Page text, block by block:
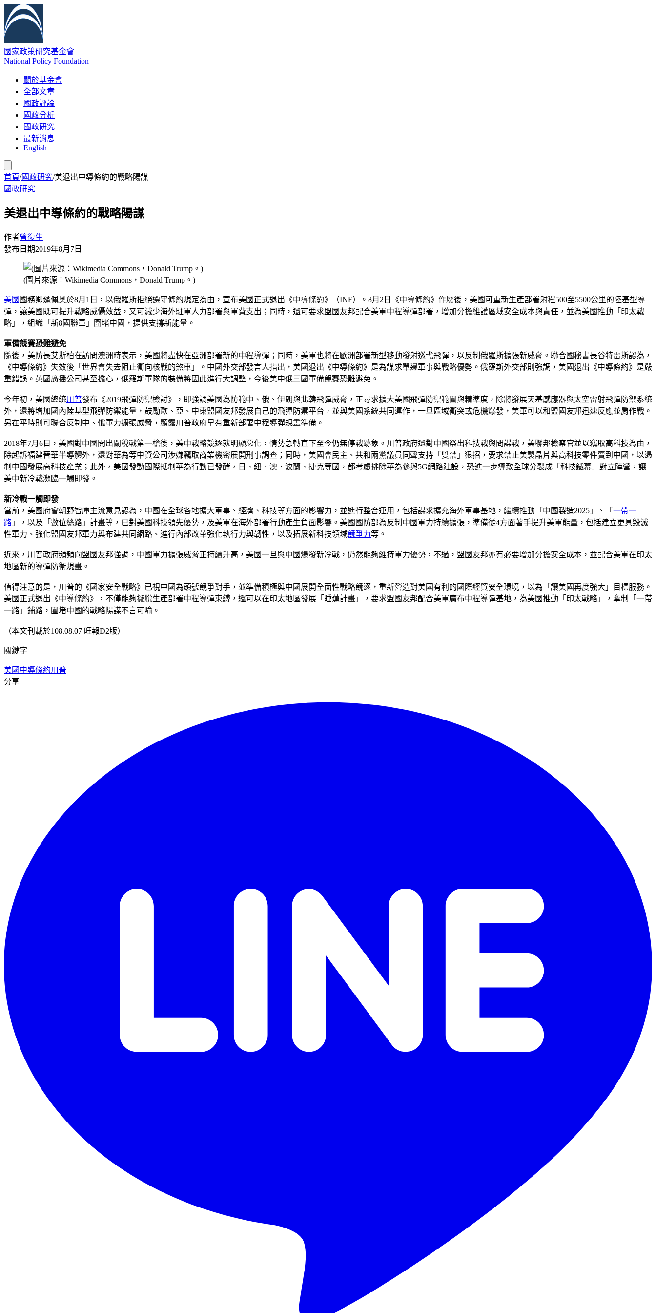
國家政策研究基金會
National Policy Foundation
關於基金會
全部文章
國政評論
國政分析
國政研究
最新消息
English
首頁/國政研究/美退出中導條約的戰略陽謀
國政研究
美退出中導條約的戰略陽謀
作者曾復生
發布日期2019年8月7日
(圖片來源：Wikimedia Commons，Donald Trump。)
美國 國務卿蓬佩奧於8月1日，以俄羅斯拒絕遵守條約規定為由，宣布美國正式退出《中導條約》（INF）。8月2日《中導條約》作廢後，美國可重新生產部署射程500至5500公里的陸基型導
彈，讓美國既可提升戰略威懾效益，又可減少海外駐軍人力部署與軍費支出；同時，還可要求盟國友邦配合美軍中程導彈部署，增加分擔維護區域安全成本與責任，並為美國推動「印太戰
略」，組織「新8國聯軍」圍堵中國，提供支撐新能量。
軍備競賽恐難避免
隨後，美防長艾斯柏在訪問澳洲時表示，美國將盡快在亞洲部署新的中程導彈；同時，美軍也將在歐洲部署新型移動發射巡弋飛彈，以反制俄羅斯擴張新威脅。聯合國秘書長谷特雷斯認為，
《中導條約》失效後「世界會失去阻止衝向核戰的煞車」。中國外交部發言人指出，美國退出《中導條約》是為謀求單邊軍事與戰略優勢。俄羅斯外交部則強調，美國退出《中導條約》是嚴
重錯誤。英國廣播公司甚至擔心，俄羅斯軍隊的裝備將因此進行大調整，今後美中俄三國軍備競賽恐難避免。
今年初，美國總統川普發布《2019飛彈防禦檢討》，即強調美國為防範中、俄、伊朗與北韓飛彈威脅，正尋求擴大美國飛彈防禦範圍與精準度，除將發展天基感應器與太空雷射飛彈防禦系統
外，還將增加國內陸基型飛彈防禦能量，鼓勵歐、亞、中東盟國友邦發展自己的飛彈防禦平台，並與美國系統共同運作，一旦區域衝突或危機爆發，美軍可以和盟國友邦迅速反應並肩作戰。
另在平時則可聯合反制中、俄軍力擴張威脅，顯露川普政府早有重新部署中程導彈規畫準備。
2018年7月6日，美國對中國開出關稅戰第一槍後，美中戰略競逐就明顯惡化，情勢急轉直下至今仍無停戰跡象。川普政府還對中國祭出科技戰與間諜戰，美聯邦檢察官並以竊取高科技為由，
除起訴福建晉華半導體外，還對華為等中資公司涉嫌竊取商業機密展開刑事調查；同時，美國會民主、共和兩黨議員同聲支持「雙禁」狠招，要求禁止美製晶片與高科技零件賣到中國，以遏
制中國發展高科技產業；此外，美國發動國際抵制華為行動已發酵，日、紐、澳、波蘭、捷克等國，都考慮排除華為參與5G網路建設，恐進一步導致全球分裂成「科技鐵幕」對立陣營，讓
美中新冷戰瀕臨一觸即發。
新冷戰一觸即發
當前，美國府會朝野智庫主流意見認為，中國在全球各地擴大軍事、經濟、科技等方面的影響力，並進行整合運用，包括謀求擴充海外軍事基地，繼續推動「中國製造2025」、「 一帶一
路 」，以及「數位絲路」計畫等，已對美國科技領先優勢，及美軍在海外部署行動產生負面影響。美國國防部為反制中國軍力持續擴張，準備從4方面著手提升美軍能量，包括建立更具毀滅
性軍力、強化盟國友邦軍力與布建共同網路、進行內部改革強化執行力與韌性，以及拓展新科技領域競爭力等。
近來，川普政府頻頻向盟國友邦強調，中國軍力擴張威脅正持續升高，美國一旦與中國爆發新冷戰，仍然能夠維持軍力優勢，不過，盟國友邦亦有必要增加分擔安全成本，並配合美軍在印太
地區新的導彈防衛規畫。
值得注意的是，川普的《國家安全戰略》已視中國為頭號競爭對手，並準備積極與中國展開全面性戰略競逐，重新營造對美國有利的國際經貿安全環境，以為「讓美國再度強大」目標服務。
美國正式退出《中導條約》，不僅能夠擺脫生產部署中程導彈束縛，還可以在印太地區發展「睡蓮計畫」，要求盟國友邦配合美軍廣布中程導彈基地，為美國推動「印太戰略」，牽制「一帶
一路」鋪路，圍堵中國的戰略陽謀不言可喻。
（本文刊載於108.08.07 旺報D2版）
關鍵字
美國 中導條約川普
分享